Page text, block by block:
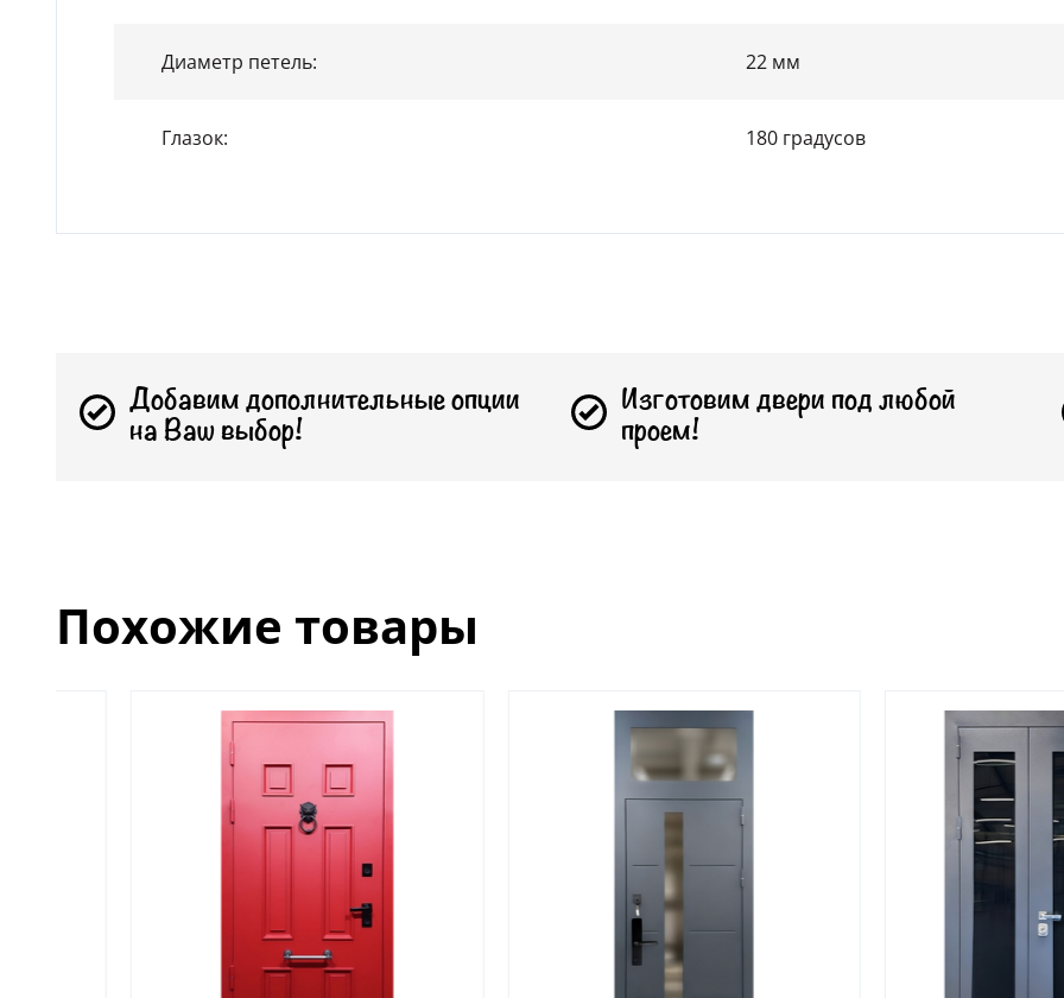
Диаметр петель: 22 мм
Глазок: 180 градусов
Добавим дополнительные опции
на Ваш выбор!
Изготовим двери под любой
проем!
Похожие товары